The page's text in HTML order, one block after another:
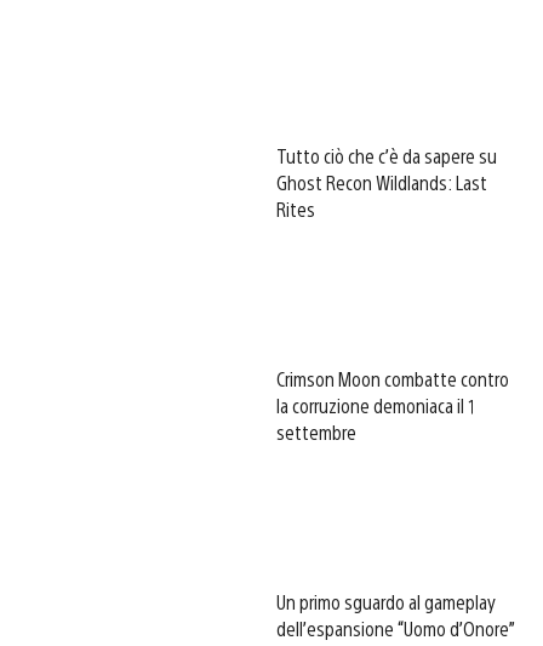
Tutto ciò che c’è da sapere su
Ghost Recon Wildlands: Last
Rites
Crimson Moon combatte contro
la corruzione demoniaca il 1
settembre
Un primo sguardo al gameplay
dell’espansione “Uomo d’Onore”